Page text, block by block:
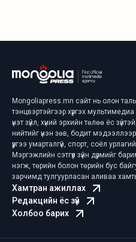
Mongoliapress.mn сайт нь олон
тэнцвэртэйгээр хүргэх
үнэт зүйл, хүний эрхийн төлөө ёс
нийтийг үнэн зөв, бодит
үүргээ умарталгүй, спорт, соёл
Мэргэжлийн сэтгүүл зүйн дүрмийг
нэгж, төрийн болон төрийн бус
зарчимд тулгуурласан аливаа
Хамтран ажиллах
Редакцийн ёс зүй
Холбоо барих